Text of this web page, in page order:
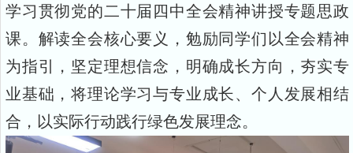
学习贯彻党的二十届四中全会精神讲授专题思政
课。解读全会核心要义，勉励同学们以全会精神
为指引，坚定理想信念，明确成长方向，夯实专
业基础，将理论学习与专业成长、个人发展相结
合，以实际行动践行绿色发展理念。